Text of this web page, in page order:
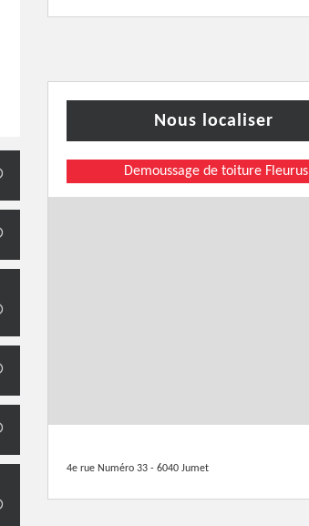
Nous localiser
Demoussage de toiture Fleurus
4e rue Numéro 33 - 6040 Jumet